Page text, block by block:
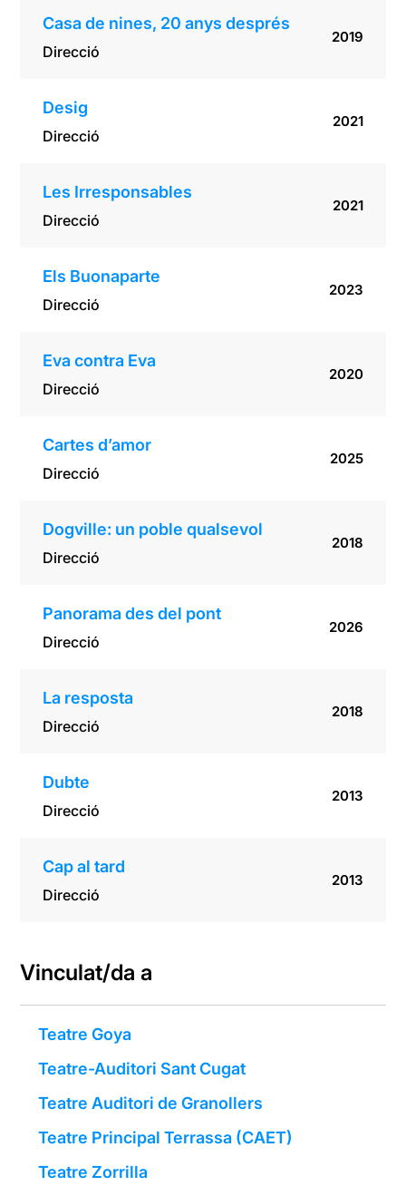
Casa de nines, 20 anys després
Direcció
2019
Desig
Direcció
2021
Les Irresponsables
Direcció
2021
Els Buonaparte
Direcció
2023
Eva contra Eva
Direcció
2020
Cartes d’amor
Direcció
2025
Dogville: un poble qualsevol
Direcció
2018
Panorama des del pont
Direcció
2026
La resposta
Direcció
2018
Dubte
Direcció
2013
Cap al tard
Direcció
2013
Vinculat/da a
Teatre Goya
Teatre-Auditori Sant Cugat
Teatre Auditori de Granollers
Teatre Principal Terrassa (CAET)
Teatre Zorrilla